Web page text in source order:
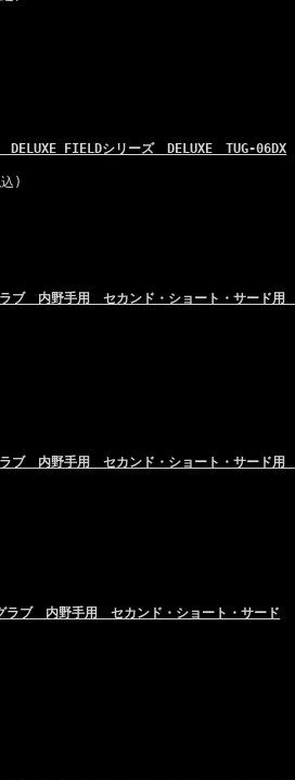
FIELDシリーズ DELUXE TUG-06DX
)
ブ 内野手用 セカンド・ショート・サード用
ブ 内野手用 セカンド・ショート・サード用
ブ 内野手用 セカンド・ショート・サード